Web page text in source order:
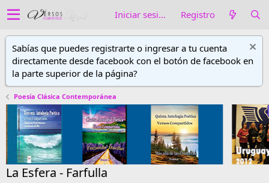
Iniciar sesión Registro
Sabías que puedes registrarte o ingresar a tu cuenta
directamente desde facebook con el botón de facebook en
la parte superior de la página?
Poesía Clásica Contemporánea
La Esfera - Farfulla